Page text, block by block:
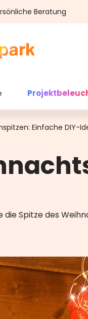
Beratung
Einfache DIY-
die Spitze des